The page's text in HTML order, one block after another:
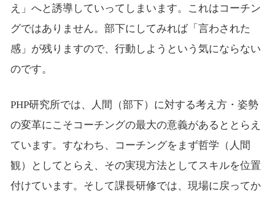
え」へと誘導していってしまいます。これはコーチン
グではありません。部下にしてみれば「言わされた
感」が残りますので、行動しようという気にならない
のです。
PHP研究所では、人間（部下）に対する考え方・姿勢
の変革にこそコーチングの最大の意義があるととらえ
ています。すなわち、コーチングをまず哲学（人間
観）としてとらえ、その実現方法としてスキルを位置
付けています。そして課長研修では、現場に戻ってか